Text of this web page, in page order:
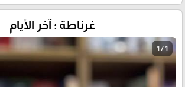
غرناطة ؛ آخر الأيام
1 / 1